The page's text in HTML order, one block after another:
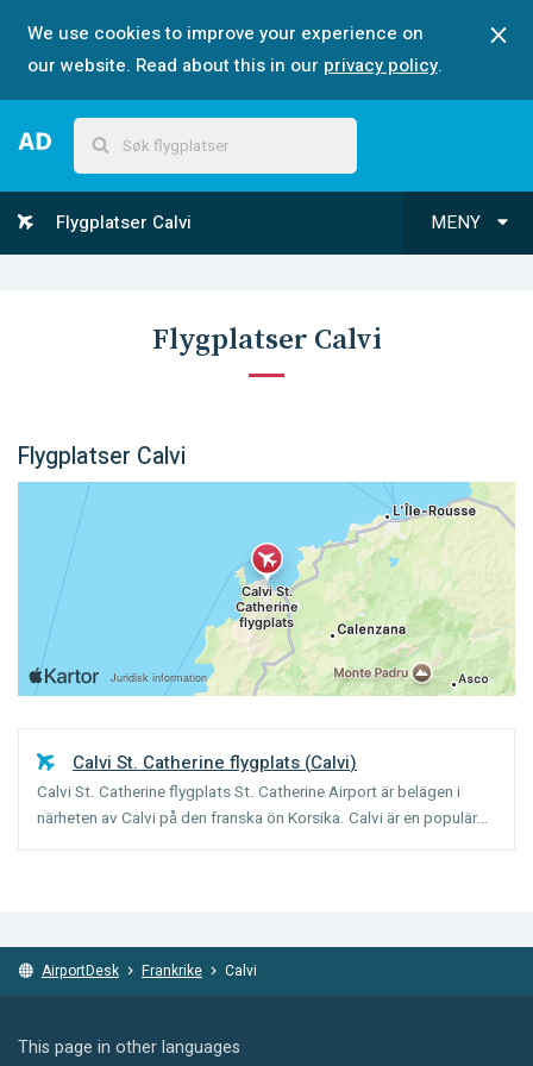
We use cookies to improve your experience on
our website. Read about this in our privacy policy.
MENY
Flygplatser Calvi
Flygplatser Calvi
Flygplatser Calvi
Calvi St. Catherine flygplats (Calvi)
Calvi St. Catherine flygplats St. Catherine Airport är belägen i
närheten av Calvi på den franska ön Korsika. Calvi är en populär
AirportDesk Frankrike Calvi
This page in other languages